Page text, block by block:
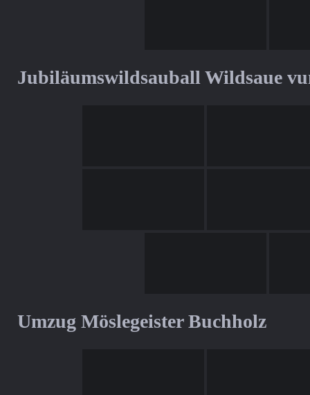
Jubiläumswildsauball Wildsaue
Umzug Möslegeister Buchholz